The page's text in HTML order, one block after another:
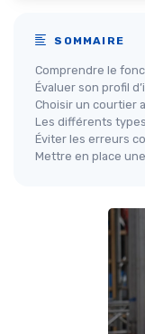
SOMMAIRE
Comprendre le
Évaluer son profil
Choisir un courtier
Les différents
Éviter les erreurs
Mettre en place